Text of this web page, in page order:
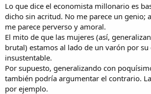
Lo que dice el economista millonario es
dicho sin acritud. No me parece un genio;
me parece perverso y amoral.
El mito de que las mujeres (así,
brutal) estamos al lado de un varón por su
insustentable.
Por supuesto, generalizando con
también podría argumentar el contrario.
por ejemplo.